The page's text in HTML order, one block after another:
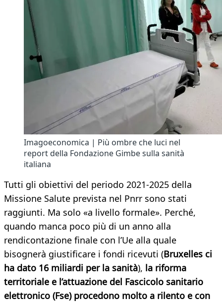
Imagoeconomica | Più ombre che luci nel
report della Fondazione Gimbe sulla sanità
italiana
Tutti gli obiettivi del periodo 2021-2025 della
Missione Salute prevista nel Pnrr sono stati
raggiunti. Ma solo «a livello formale». Perché,
quando manca poco più di un anno alla
rendicontazione finale con l’Ue alla quale
bisognerà giustificare i fondi ricevuti (Bruxelles ci
ha dato 16 miliardi per la sanità), la riforma
territoriale e l’attuazione del Fascicolo sanitario
elettronico (Fse) procedono molto a rilento e con